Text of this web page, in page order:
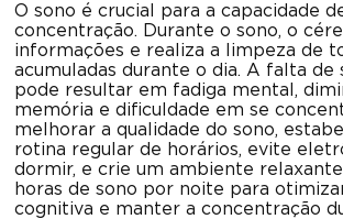
O sono é crucial para a capacidade
concentração. Durante o sono, o
informações e realiza a limpeza de
acumuladas durante o dia. A falta de
pode resultar em fadiga mental,
memória e dificuldade em se
melhorar a qualidade do sono,
rotina regular de horários, evite
dormir, e crie um ambiente
horas de sono por noite para
cognitiva e manter a concentração